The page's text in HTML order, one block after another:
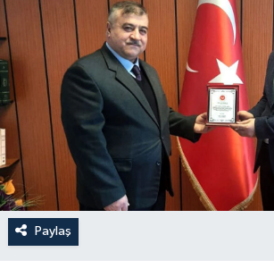
Paylaş
AKTÜEL
EĞİTİM
İLÇELER
OTOPARK
TEKNOLOJİ
Son Dakika Haberleri
Haber Arşivi